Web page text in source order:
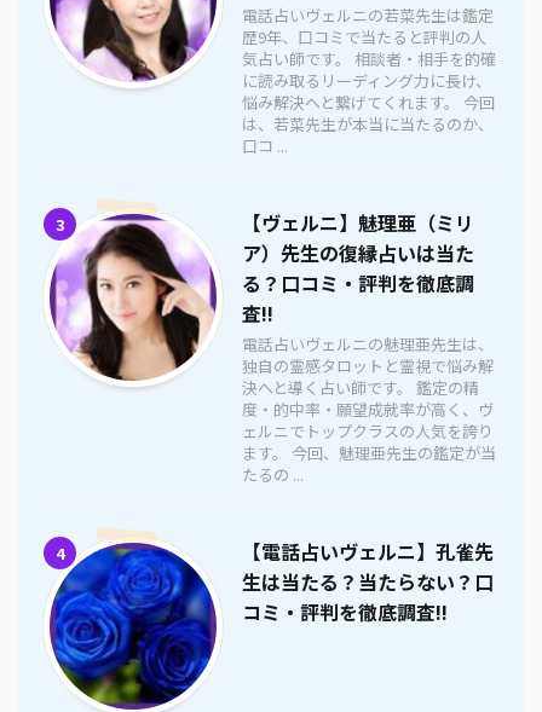
電話占いヴェルニの若菜先生は鑑定
歴9年、口コミで当たると評判の人
気占い師です。 相談者・相手を的確
に読み取るリーディング力に長け、
悩み解決へと繋げてくれます。 今回
は、若菜先生が本当に当たるのか、
口コ ...
3
【ヴェルニ】魅理亜（ミリ
ア）先生の復縁占いは当た
る？口コミ・評判を徹底調
査!!
電話占いヴェルニの魅理亜先生は、
独自の霊感タロットと霊視で悩み解
決へと導く占い師です。 鑑定の精
度・的中率・願望成就率が高く、ヴ
ェルニでトップクラスの人気を誇り
ます。 今回、魅理亜先生の鑑定が当
たるの ...
4
【電話占いヴェルニ】孔雀先
生は当たる？当たらない？口
コミ・評判を徹底調査!!